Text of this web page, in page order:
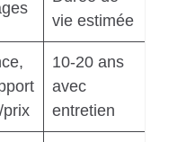
vie estimée
prix
10-20 ans
avec
entretien